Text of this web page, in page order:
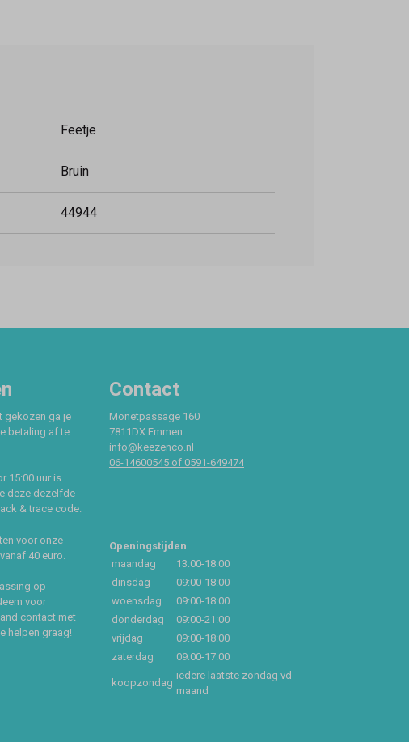
Feetje
Bruin
44944
gekozen ga je
betaling af te
15:00 uur is
deze dezelfde
& trace code.
voor onze
40 euro.
op
voor
contact met
helpen graag!
Contact
Monetpassage 160
7811DX Emmen
info@keezenco.nl
06-14600545 of 0591-649474
Openingstijden
maandag
13:00-18:00
dinsdag
09:00-18:00
woensdag
09:00-18:00
donderdag
09:00-21:00
vrijdag
09:00-18:00
zaterdag
09:00-17:00
koopzondag
iedere laatste zondag vd
maand